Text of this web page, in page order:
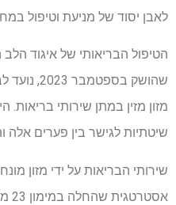
לאבן יסוד של מניעת וטיפול
הטיפול הבריאותי של איגוד הלב
שהושק
מזון מזין במתן שירותי
שיטתיות לגישר בין פערים אלה
שירותי הבריאות על ידי מזון